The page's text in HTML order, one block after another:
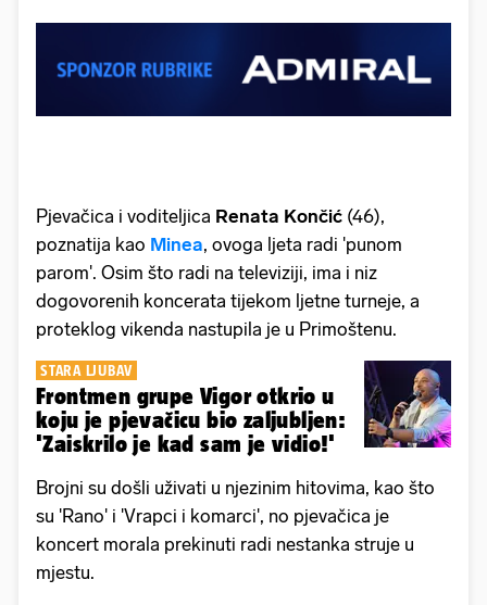
Pjevačica i voditeljica Renata Končić (46),
poznatija kao Minea, ovoga ljeta radi 'punom
parom'. Osim što radi na televiziji, ima i niz
dogovorenih koncerata tijekom ljetne turneje, a
proteklog vikenda nastupila je u Primoštenu.
STARA LJUBAV
Frontmen grupe Vigor otkrio u
koju je pjevačicu bio zaljubljen:
'Zaiskrilo je kad sam je vidio!'
Brojni su došli uživati u njezinim hitovima, kao što
su 'Rano' i 'Vrapci i komarci', no pjevačica je
koncert morala prekinuti radi nestanka struje u
mjestu.